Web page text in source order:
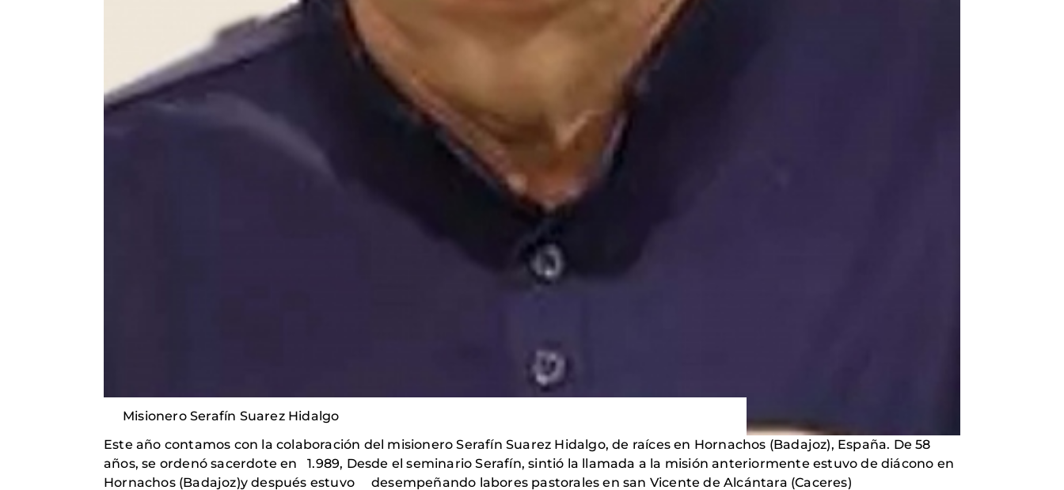
Misionero Serafín Suarez Hidalgo
Este año contamos con la colaboración del misionero Serafín Suarez Hidalgo, de raíces en Hornachos (Badajoz), España. De 58
años, se ordenó sacerdote en 1.989, Desde el seminario Serafín, sintió la llamada a la misión anteriormente estuvo de diácono en
Hornachos (Badajoz)y después estuvo desempeñando labores pastorales en san Vicente de Alcántara (Caceres)